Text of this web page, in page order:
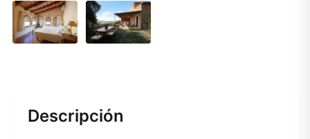
Descripción